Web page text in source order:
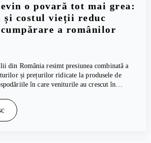
o povară tot mai grea:
și costul vieții reduc
a românilor
din România resimt presiunea combinată a
și prețurilor ridicate la produsele de
în care veniturile au crescut în…